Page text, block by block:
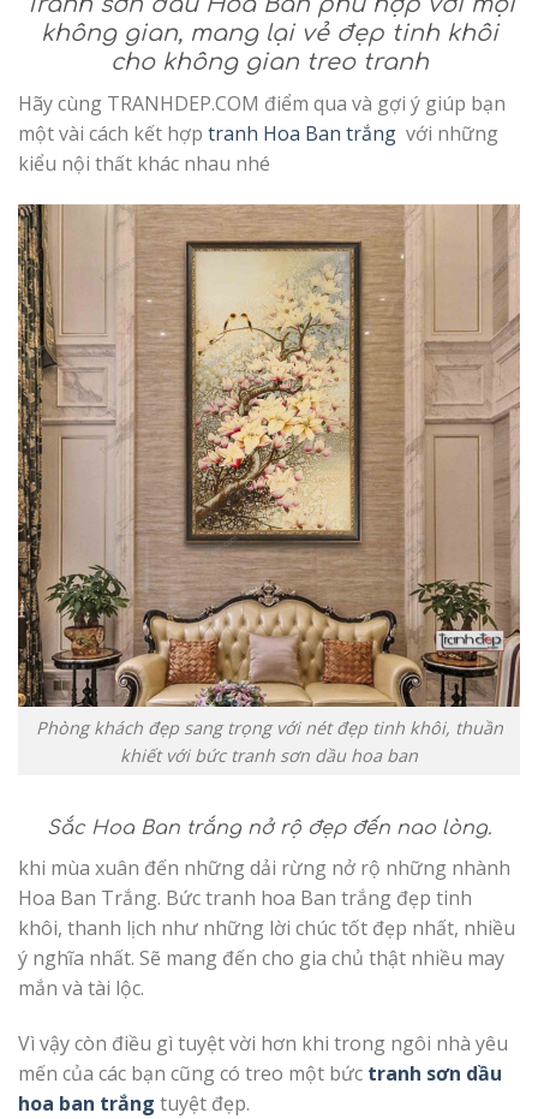
không gian, mang lại vẻ đẹp tinh khôi
cho không gian treo tranh
Hãy cùng TRANHDEP.COM điểm qua và gợi ý giúp bạn
một vài cách kết hợp tranh Hoa Ban trắng với những
kiểu nội thất khác nhau nhé
Phòng khách đẹp sang trọng với nét đẹp tinh khôi, thuần
khiết với bức tranh sơn dầu hoa ban
Sắc Hoa Ban trắng nở rộ đẹp đến nao lòng.
khi mùa xuân đến những dải rừng nở rộ những nhành
Hoa Ban Trắng. Bức tranh hoa Ban trắng đẹp tinh
khôi, thanh lịch như những lời chúc tốt đẹp nhất, nhiều
ý nghĩa nhất. Sẽ mang đến cho gia chủ thật nhiều may
mắn và tài lộc.
Vì vậy còn điều gì tuyệt vời hơn khi trong ngôi nhà yêu
mến của các bạn cũng có treo một bức tranh sơn dầu
hoa ban trắng tuyệt đẹp.